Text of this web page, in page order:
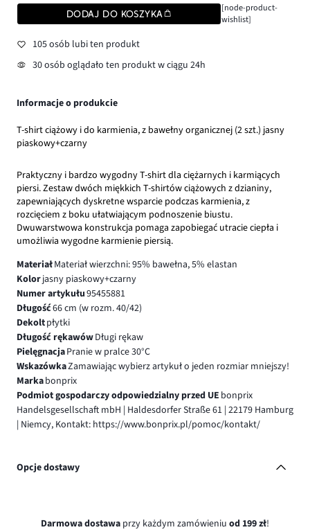
DODAJ DO KOSZYKA
[node-product-
wishlist]
105 osób lubi ten produkt
30 osób oglądało ten produkt w ciągu 24h
Informacje o produkcie
T-shirt ciążowy i do karmienia, z bawełny organicznej (2 szt.) jasny
piaskowy+czarny
Praktyczny i bardzo wygodny T-shirt dla ciężarnych i karmiących
piersi. Zestaw dwóch miękkich T-shirtów ciążowych z dzianiny,
zapewniających dyskretne wsparcie podczas karmienia, z
rozcięciem z boku ułatwiającym podnoszenie biustu.
Dwuwarstwowa konstrukcja pomaga zapobiegać utracie ciepła i
umożliwia wygodne karmienie piersią.
MateriałMateriał wierzchni: 95% bawełna, 5% elastan
Kolorjasny piaskowy+czarny
Numer artykułu95455881
Długość66 cm (w rozm. 40/42)
Dekoltpłytki
Długość rękawówDługi rękaw
PielęgnacjaPranie w pralce 30°C
WskazówkaZamawiając wybierz artykuł o jeden rozmiar mniejszy!
Markabonprix
Podmiot gospodarczy odpowiedzialny przed UE bonprix
Handelsgesellschaft mbH | Haldesdorfer Straße 61 | 22179 Hamburg
| Niemcy, Kontakt: https://www.bonprix.pl/pomoc/kontakt/
Opcje dostawy
Darmowa dostawa przy każdym zamówieniu od 199 zł!